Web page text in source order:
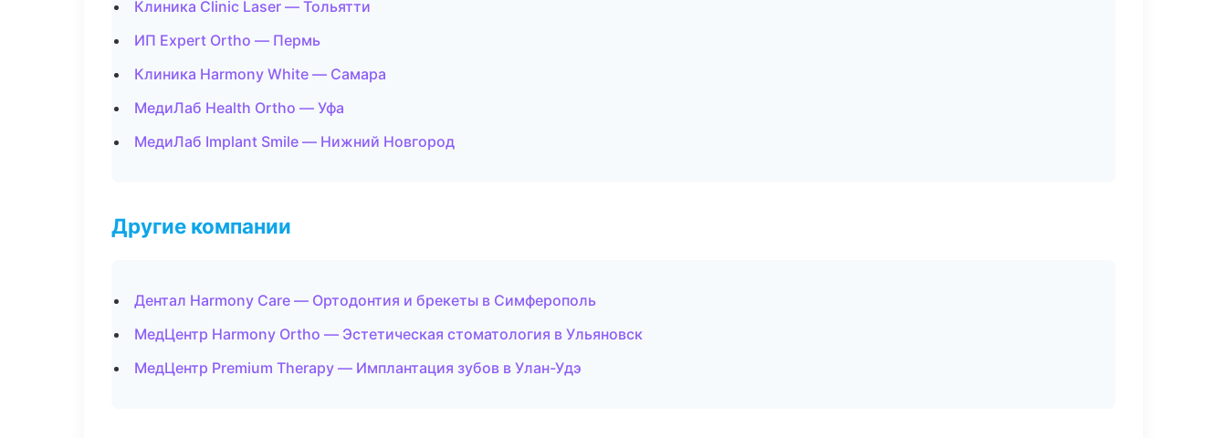
Клиника Clinic Laser — Тольятти
ИП Expert Ortho — Пермь
Клиника Harmony White — Самара
МедиЛаб Health Ortho — Уфа
МедиЛаб Implant Smile — Нижний Новгород
Другие компании
Дентал Harmony Care — Ортодонтия и брекеты в Симферополь
МедЦентр Harmony Ortho — Эстетическая стоматология в Ульяновск
МедЦентр Premium Therapy — Имплантация зубов в Улан-Удэ